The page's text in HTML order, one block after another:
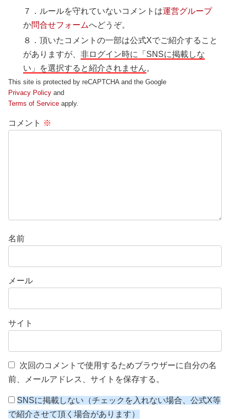
７．ルールを守れていないコメントは運営グループ
か問合せフォームへどうぞ。
８．頂いたコメントの一部は公式Xでご紹介すること
がありますが、非ログイン時に「SNSに掲載しな
い」を選択すると紹介されません。
This site is protected by reCAPTCHA and the Google
Privacy Policy and
Terms of Service apply.
コメント ※
名前
メール
サイト
次回のコメントで使用するためブラウザーに自分の名
前、メールアドレス、サイトを保存する。
SNSに掲載しない（チェックを入れない場合、公式X等
で紹介させて頂く場合があります）